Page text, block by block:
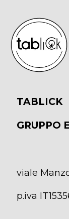
TABLICK
GRUPPO
viale
p.iva